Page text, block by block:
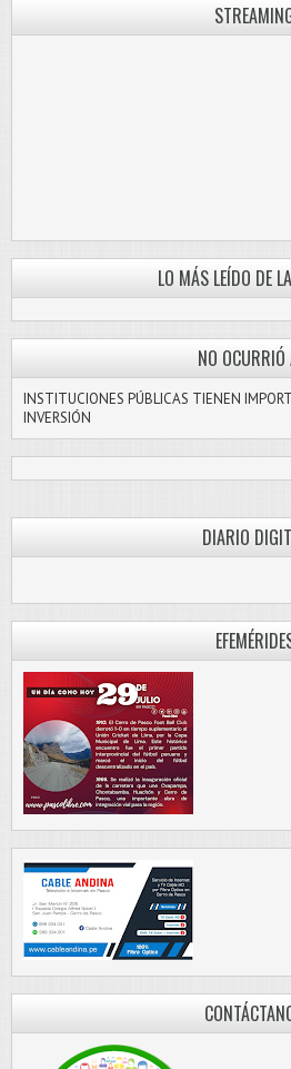
LO MÁS LEÍDO DE
NO OCURRIÓ
INSTITUCIONES PÚBLICAS TIENEN
INVERSIÓN
DIARIO